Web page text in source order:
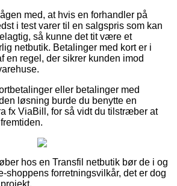
med, at hvis en forhandler på
i test varer til en salgspris som kan
så kunne det tit være et
netbutik. Betalinger med kort er i
en regel, der sikrer kunden imod
eller betalinger med
løsning burde du benytte en
fx ViaBill, for så vidt du tilstræber at
hos en Transfil netbutik bør de i og
shoppens forretningsvilkår, det er dog